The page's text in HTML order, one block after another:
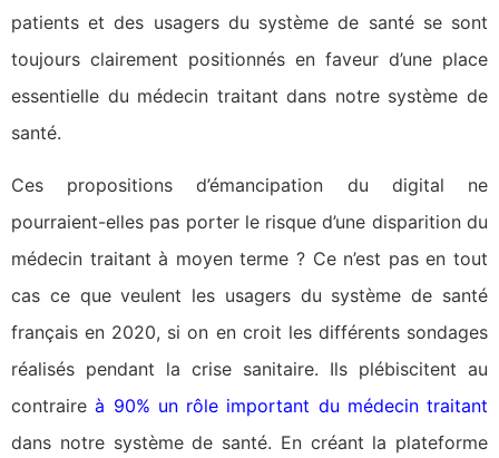
patients et des usagers du système de santé se sont
toujours clairement positionnés en faveur d’une place
essentielle du médecin traitant dans notre système de
santé.
Ces propositions d’émancipation du digital ne
pourraient-elles pas porter le risque d’une disparition du
médecin traitant à moyen terme ? Ce n’est pas en tout
cas ce que veulent les usagers du système de santé
français en 2020, si on en croit les différents sondages
réalisés pendant la crise sanitaire. Ils plébiscitent au
contraire à 90% un rôle important du médecin traitant
dans notre système de santé. En créant la plateforme